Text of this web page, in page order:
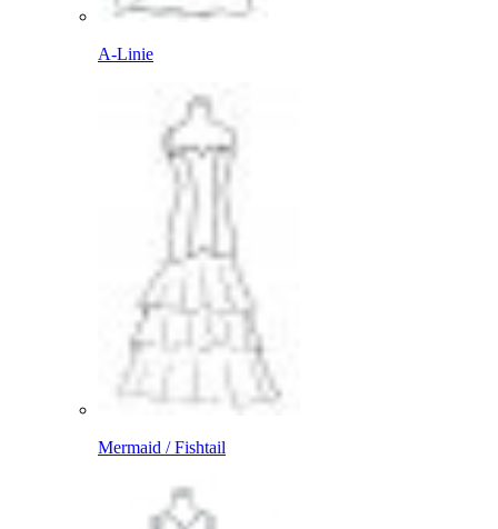
A-Linie
Mermaid / Fishtail